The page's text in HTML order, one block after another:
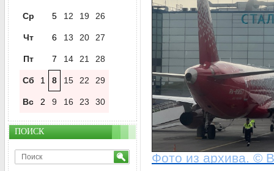
Фото из архива. ©
Ср 5 12 19 26
Чт 6 13 20 27
Пт 7 14 21 28
Сб 1 8 15 22 29
Вс 2 9 16 23 30
ПОИСК